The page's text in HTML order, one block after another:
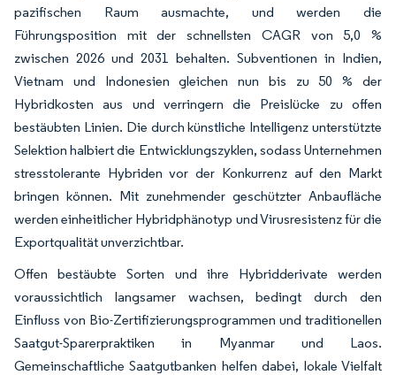
pazifischen Raum ausmachte, und werden die
Führungsposition mit der schnellsten CAGR von 5,0 %
zwischen 2026 und 2031 behalten. Subventionen in Indien,
Vietnam und Indonesien gleichen nun bis zu 50 % der
Hybridkosten aus und verringern die Preislücke zu offen
bestäubten Linien. Die durch künstliche Intelligenz unterstützte
Selektion halbiert die Entwicklungszyklen, sodass Unternehmen
stresstolerante Hybriden vor der Konkurrenz auf den Markt
bringen können. Mit zunehmender geschützter Anbaufläche
werden einheitlicher Hybridphänotyp und Virusresistenz für die
Exportqualität unverzichtbar.
Offen bestäubte Sorten und ihre Hybridderivate werden
voraussichtlich langsamer wachsen, bedingt durch den
Einfluss von Bio-Zertifizierungsprogrammen und traditionellen
Saatgut-Sparerpraktiken in Myanmar und Laos.
Gemeinschaftliche Saatgutbanken helfen dabei, lokale Vielfalt